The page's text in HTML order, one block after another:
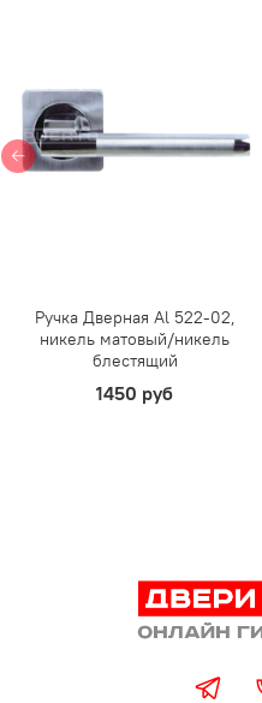
Ручка Дверная Al 522-02,
никель матовый/никель
блестящий
1450 руб